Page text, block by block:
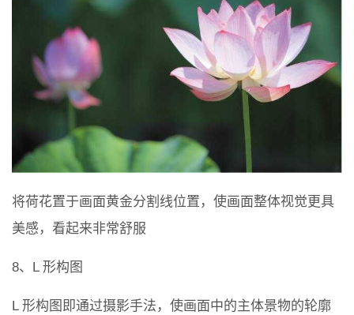
将荷花置于画面黄金分割线位置，使画面整体视觉更具
美感，看起来非常舒服
8、L 形构图
L 形构图即通过摄影手法，使画面中的主体景物的轮廓